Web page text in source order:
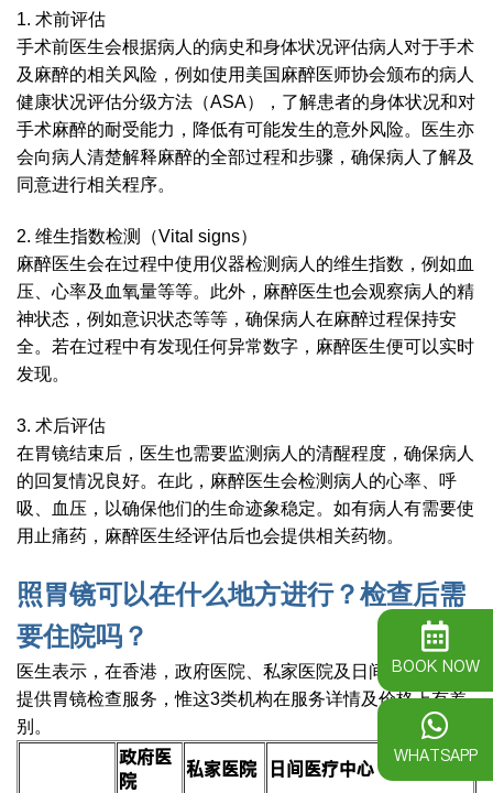
1. 术前评估
手术前医生会根据病人的病史和身体状况评估病人对于手术
及麻醉的相关风险，例如使用美国麻醉医师协会颁布的病人
健康状况评估分级方法（ASA），了解患者的身体状况和对
手术麻醉的耐受能力，降低有可能发生的意外风险。医生亦
会向病人清楚解释麻醉的全部过程和步骤，确保病人了解及
同意进行相关程序。
2. 维生指数检测（Vital signs）
麻醉医生会在过程中使用仪器检测病人的维生指数，例如血
压、心率及血氧量等等。此外，麻醉医生也会观察病人的精
神状态，例如意识状态等等，确保病人在麻醉过程保持安
全。若在过程中有发现任何异常数字，麻醉医生便可以实时
发现。
3. 术后评估
在胃镜结束后，医生也需要监测病人的清醒程度，确保病人
的回复情况良好。在此，麻醉医生会检测病人的心率、呼
吸、血压，以确保他们的生命迹象稳定。如有病人有需要使
用止痛药，麻醉医生经评估后也会提供相关药物。
照胃镜可以在什么地方进行？检查后需
要住院吗？
医生表示，在香港，政府医院、私家医院及日间医疗中心均
提供胃镜检查服务，惟这3类机构在服务详情及价格上有差
别。
政府医
院
私家医院 日间医疗中心
BOOK NOW
WHATSAPP